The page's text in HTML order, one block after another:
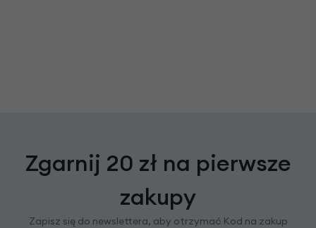
Zgarnij 20 zł na pierwsze
zakupy
Zapisz się do newslettera, aby otrzymać Kod na zakup